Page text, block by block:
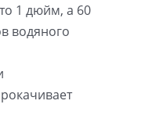
1 дюйм, а 60
водяного